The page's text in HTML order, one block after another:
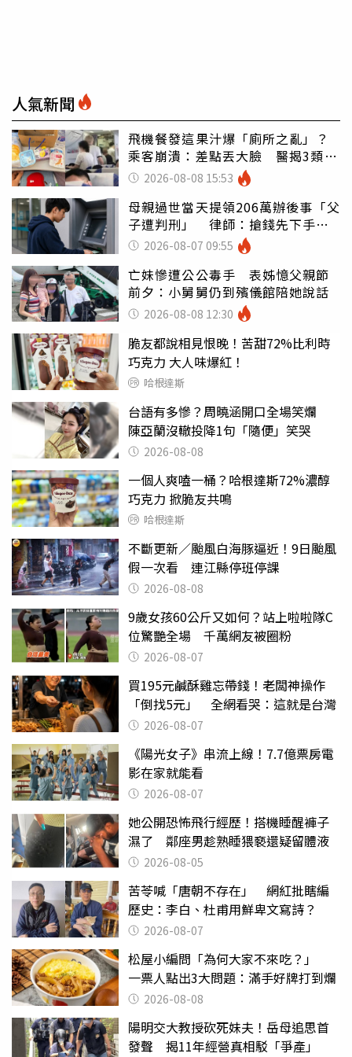
人氣新聞
飛機餐發這果汁爆「廁所之亂」？
乘客崩潰：差點丟大臉 醫揭3類人
別亂喝
2026-08-08 15:53
母親過世當天提領206萬辦後事「父
子遭判刑」 律師：搶錢先下手是
罪 2026-08-07 09:55
亡妹慘遭公公毒手 表姊憶父親節
前夕：小舅舅仍到殯儀館陪她說話
2026-08-08 12:30
脆友都說相見恨晚！苦甜72%比利時
巧克力 大人味爆紅！
哈根達斯
台語有多慘？周曉涵開口全場笑爛
陳亞蘭沒轍投降1句「隨便」笑哭
2026-08-08
一個人爽嗑一桶？哈根達斯72%濃醇
巧克力 掀脆友共鳴
哈根達斯
不斷更新／颱風白海豚逼近！9日颱風
假一次看 連江縣停班停課
2026-08-08
9歲女孩60公斤又如何？站上啦啦隊C
位驚艷全場 千萬網友被圈粉
2026-08-07
買195元鹹酥雞忘帶錢！老闆神操作
「倒找5元」 全網看哭：這就是台灣
2026-08-07
《陽光女子》串流上線！7.7億票房電
影在家就能看
2026-08-07
她公開恐怖飛行經歷！搭機睡醒褲子
濕了 鄰座男趁熟睡猥褻還疑留體液
2026-08-05
苦苓喊「唐朝不存在」 網紅批瞎編
歷史：李白、杜甫用鮮卑文寫詩？
2026-08-07
松屋小編問「為何大家不來吃？」
一票人點出3大問題：滿手好牌打到爛
2026-08-08
陽明交大教授砍死妹夫！岳母追思首
發聲 揭11年經營真相駁「爭產」